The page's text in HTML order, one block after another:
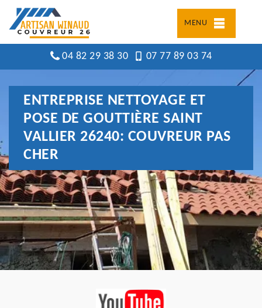
MENU
04 82 29 38 30 07 77 89 03 74
ENTREPRISE NETTOYAGE ET
POSE DE GOUTTIÈRE SAINT
VALLIER 26240: COUVREUR PAS
CHER